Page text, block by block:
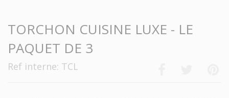
TORCHON CUISINE LUXE - LE
PAQUET DE 3
Ref interne: TCL